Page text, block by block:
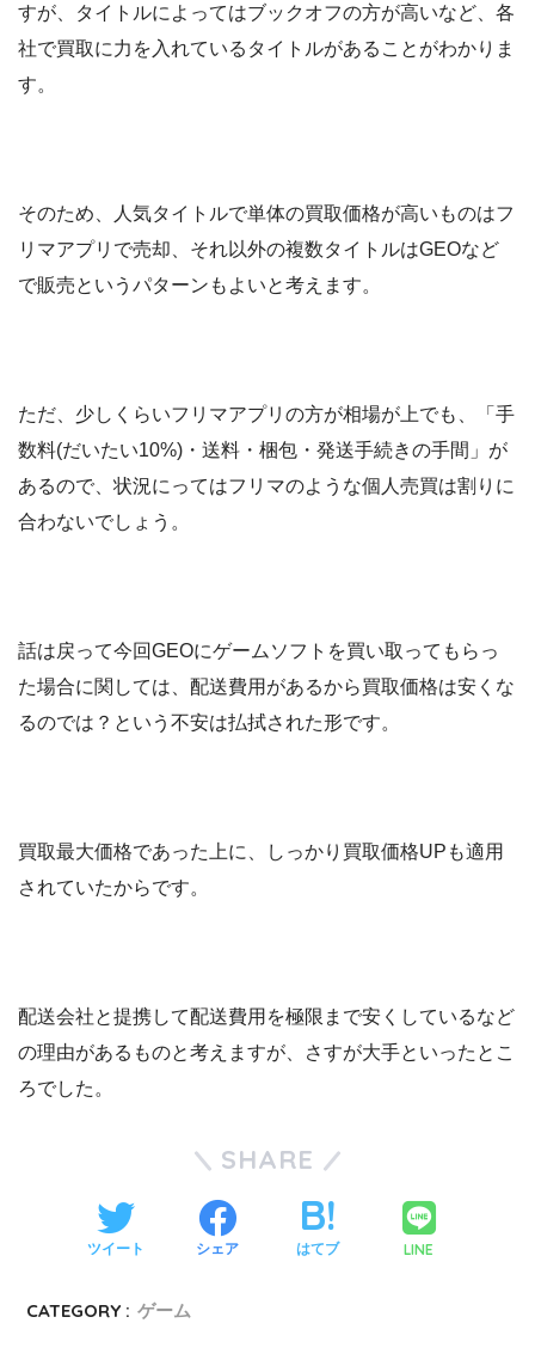
すが、タイトルによってはブックオフの方が高いなど、各
社で買取に力を入れているタイトルがあることがわかりま
す。
そのため、人気タイトルで単体の買取価格が高いものはフ
リマアプリで売却、それ以外の複数タイトルはGEOなど
で販売というパターンもよいと考えます。
ただ、少しくらいフリマアプリの方が相場が上でも、「手
数料(だいたい10%)・送料・梱包・発送手続きの手間」が
あるので、状況にってはフリマのような個人売買は割りに
合わないでしょう。
話は戻って今回GEOにゲームソフトを買い取ってもらっ
た場合に関しては、配送費用があるから買取価格は安くな
るのでは？という不安は払拭された形です。
買取最大価格であった上に、しっかり買取価格UPも適用
されていたからです。
配送会社と提携して配送費用を極限まで安くしているなど
の理由があるものと考えますが、さすが大手といったとこ
ろでした。
SHARE
ツイート シェア はてブ LINE
CATEGORY : ゲーム